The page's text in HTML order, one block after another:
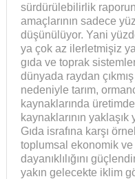
sürdürülebilirlik
amaçlarının sadece
düşünülüyor. Yani
ya çok az ilerletmişiz
gıda ve toprak
dünyada raydan
nedeniyle tarım,
kaynaklarında
kaynaklarının yaklaşık
Gıda israfına karşı
toplumsal ekonomik
dayanıklılığını
yakın gelecekte iklim